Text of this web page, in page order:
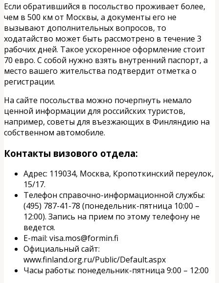
Если обратившийся в посольство проживает более,
чем в 500 км от Москвы, а документы его не
вызывают дополнительных вопросов, то
ходатайство может быть рассмотрено в течение 3
рабочих дней. Такое ускоренное оформление стоит
70 евро. С собой нужно взять внутренний паспорт, а
место вашего жительства подтвердит отметка о
регистрации.
На сайте посольства можно почерпнуть немало
ценной информации для российских туристов,
например, советы для въезжающих в Финляндию на
собственном автомобиле.
Контакты визового отдела:
Адрес: 119034, Москва, Кропоткинский переулок,
15/17.
Телефон справочно-информационной службы:
(495) 787-41-78 (понедельник-пятница 10:00 –
12:00). Запись на прием по этому телефону не
ведется.
E-mail: visa.mos@formin.fi
Официальный сайт:
www.finland.org.ru/Public/Default.aspx
Часы работы: понедельник-пятница 9:00 – 12:00